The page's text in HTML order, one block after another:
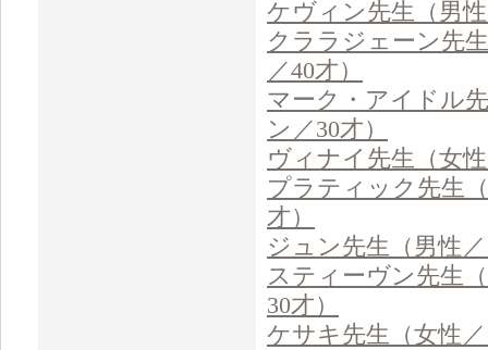
ケヴィン先生（男
クララジェーン先
／40才）
マーク・アイドル
ン／30才）
ヴィナイ先生（女
プラティック先生
才）
ジュン先生（男性
スティーヴン先生
30才）
ケサキ先生（女性